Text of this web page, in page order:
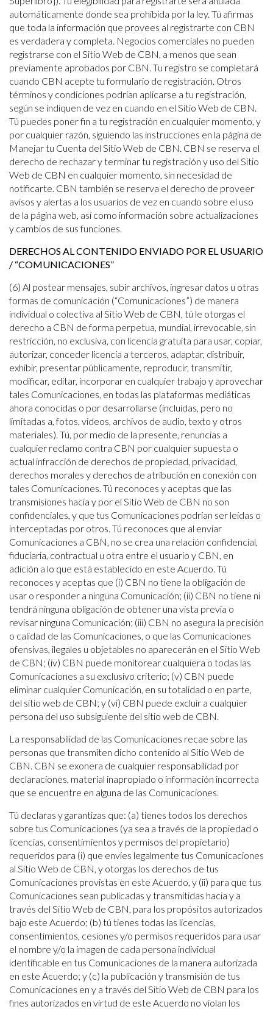
automáticamente donde sea prohibida por la ley. Tú afirmas
que toda la información que provees al registrarte con CBN
es verdadera y completa. Negocios comerciales no pueden
registrarse con el Sitio Web de CBN, a menos que sean
previamente aprobados por CBN. Tu registro se completará
cuando CBN acepte tu formulario de registración. Otros
términos y condiciones podrían aplicarse a tu registración,
según se indiquen de vez en cuando en el Sitio Web de CBN.
Tú puedes poner fin a tu registración en cualquier momento, y
por cualquier razón, siguiendo las instrucciones en la página de
Manejar tu Cuenta del Sitio Web de CBN. CBN se reserva el
derecho de rechazar y terminar tu registración y uso del Sitio
Web de CBN en cualquier momento, sin necesidad de
notificarte. CBN también se reserva el derecho de proveer
avisos y alertas a los usuarios de vez en cuando sobre el uso
de la página web, así como información sobre actualizaciones
y cambios de sus funciones.
DERECHOS AL CONTENIDO ENVIADO POR EL USUARIO
/ “COMUNICACIONES”
(6) Al postear mensajes, subir archivos, ingresar datos u otras
formas de comunicación (“Comunicaciones”) de manera
individual o colectiva al Sitio Web de CBN, tú le otorgas el
derecho a CBN de forma perpetua, mundial, irrevocable, sin
restricción, no exclusiva, con licencia gratuita para usar, copiar,
autorizar, conceder licencia a terceros, adaptar, distribuir,
exhibir, presentar públicamente, reproducir, transmitir,
modificar, editar, incorporar en cualquier trabajo y aprovechar
tales Comunicaciones, en todas las plataformas mediáticas
ahora conocidas o por desarrollarse (incluidas, pero no
limitadas a, fotos, videos, archivos de audio, texto y otros
materiales). Tú, por medio de la presente, renuncias a
cualquier reclamo contra CBN por cualquier supuesta o
actual infracción de derechos de propiedad, privacidad,
derechos morales y derechos de atribución en conexión con
tales Comunicaciones. Tú reconoces y aceptas que las
transmisiones hacia y por el Sitio Web de CBN no son
confidenciales, y que tus Comunicaciones podrían ser leídas o
interceptadas por otros. Tú reconoces que al enviar
Comunicaciones a CBN, no se crea una relación confidencial,
fiduciaria, contractual u otra entre el usuario y CBN, en
adición a lo que está establecido en este Acuerdo. Tú
reconoces y aceptas que (i) CBN no tiene la obligación de
usar o responder a ninguna Comunicación; (ii) CBN no tiene ni
tendrá ninguna obligación de obtener una vista previa o
revisar ninguna Comunicación; (iii) CBN no asegura la precisión
o calidad de las Comunicaciones, o que las Comunicaciones
ofensivas, ilegales u objetables no aparecerán en el Sitio Web
de CBN; (iv) CBN puede monitorear cualquiera o todas las
Comunicaciones a su exclusivo criterio; (v) CBN puede
eliminar cualquier Comunicación, en su totalidad o en parte,
del sitio web de CBN; y (vi) CBN puede excluir a cualquier
persona del uso subsiguiente del sitio web de CBN.
La responsabilidad de las Comunicaciones recae sobre las
personas que transmiten dicho contenido al Sitio Web de
CBN. CBN se exonera de cualquier responsabilidad por
declaraciones, material inapropiado o información incorrecta
que se encuentre en alguna de las Comunicaciones.
Tú declaras y garantizas que: (a) tienes todos los derechos
sobre tus Comunicaciones (ya sea a través de la propiedad o
licencias, consentimientos y permisos del propietario)
requeridos para (i) que envíes legalmente tus Comunicaciones
al Sitio Web de CBN, y otorgas los derechos de tus
Comunicaciones provistas en este Acuerdo, y (ii) para que tus
Comunicaciones sean publicadas y transmitidas hacia y a
través del Sitio Web de CBN, para los propósitos autorizados
bajo este Acuerdo; (b) tú tienes todas las licencias,
consentimientos, cesiones y/o permisos requeridos para usar
el nombre y/o la imagen de cada persona individual
identificable en tus Comunicaciones de la manera autorizada
en este Acuerdo; y (c) la publicación y transmisión de tus
Comunicaciones en y a través del Sitio Web de CBN para los
fines autorizados en virtud de este Acuerdo no violan los